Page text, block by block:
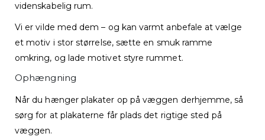
videnskabelig rum.
Vi er vilde med dem – og kan varmt anbefale at vælge
et motiv i stor størrelse, sætte en smuk ramme
omkring, og lade motivet styre rummet.
Ophængning
Når du hænger plakater op på væggen derhjemme, så
sørg for at plakaterne får plads det rigtige sted på
væggen.